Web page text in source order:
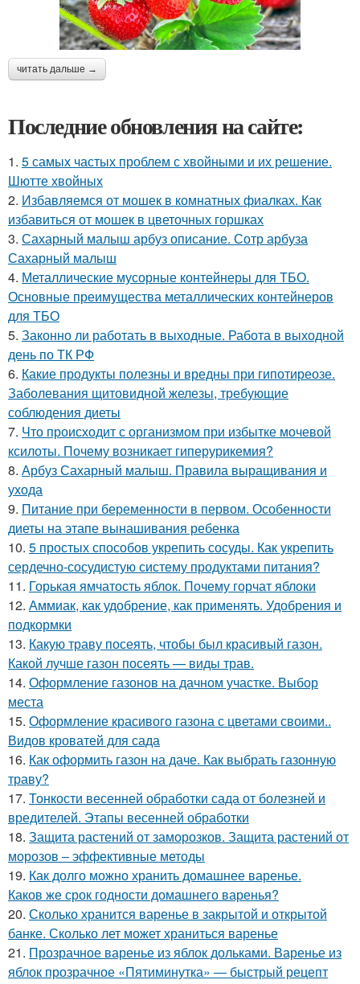
читать дальше →
Последние обновления на сайте:
1. 5 самых частых проблем с хвойными и их решение.
Шютте хвойных
2. Избавляемся от мошек в комнатных фиалках. Как
избавиться от мошек в цветочных горшках
3. Сахарный малыш арбуз описание. Сотр арбуза
Сахарный малыш
4. Металлические мусорные контейнеры для ТБО.
Основные преимущества металлических контейнеров
для ТБО
5. Законно ли работать в выходные. Работа в выходной
день по ТК РФ
6. Какие продукты полезны и вредны при гипотиреозе.
Заболевания щитовидной железы, требующие
соблюдения диеты
7. Что происходит с организмом при избытке мочевой
ксилоты. Почему возникает гиперурикемия?
8. Арбуз Сахарный малыш. Правила выращивания и
ухода
9. Питание при беременности в первом. Особенности
диеты на этапе вынашивания ребенка
10. 5 простых способов укрепить сосуды. Как укрепить
сердечно-сосудистую систему продуктами питания?
11. Горькая ямчатость яблок. Почему горчат яблоки
12. Аммиак, как удобрение, как применять. Удобрения и
подкормки
13. Какую траву посеять, чтобы был красивый газон.
Какой лучше газон посеять — виды трав.
14. Оформление газонов на дачном участке. Выбор
места
15. Оформление красивого газона с цветами своими..
Видов кроватей для сада
16. Как оформить газон на даче. Как выбрать газонную
траву?
17. Тонкости весенней обработки сада от болезней и
вредителей. Этапы весенней обработки
18. Защита растений от заморозков. Защита растений от
морозов – эффективные методы
19. Как долго можно хранить домашнее варенье.
Каков же срок годности домашнего варенья?
20. Сколько хранится варенье в закрытой и открытой
банке. Сколько лет может храниться варенье
21. Прозрачное варенье из яблок дольками. Варенье из
яблок прозрачное «Пятиминутка» — быстрый рецепт